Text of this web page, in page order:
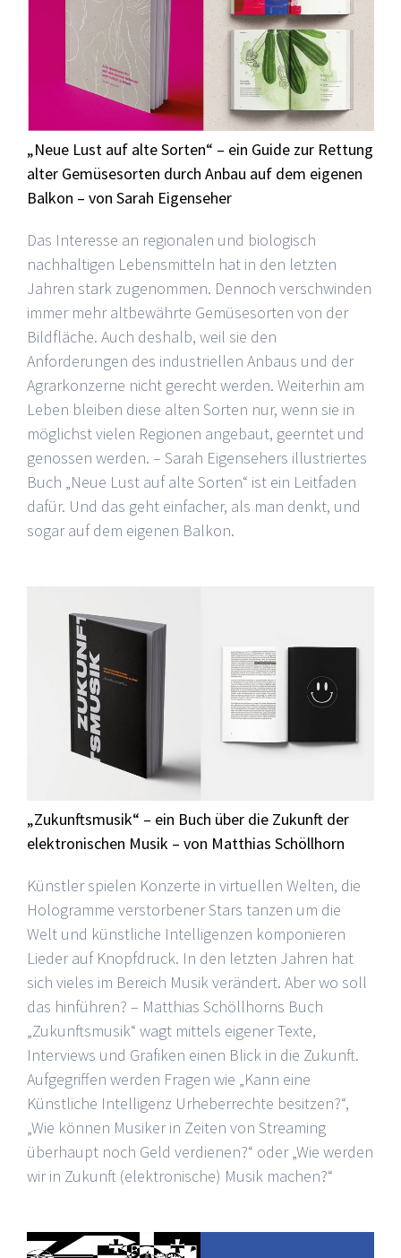
„Neue Lust auf alte Sorten“ – ein Guide zur Rettung
alter Gemüsesorten durch Anbau auf dem eigenen
Balkon – von Sarah Eigenseher
Das Interesse an regionalen und biologisch
nachhaltigen Lebensmitteln hat in den letzten
Jahren stark zugenommen. Dennoch verschwinden
immer mehr altbewährte Gemüsesorten von der
Bildfläche. Auch deshalb, weil sie den
Anforderungen des industriellen Anbaus und der
Agrarkonzerne nicht gerecht werden. Weiterhin am
Leben bleiben diese alten Sorten nur, wenn sie in
möglichst vielen Regionen angebaut, geerntet und
genossen werden. – Sarah Eigensehers illustriertes
Buch „Neue Lust auf alte Sorten“ ist ein Leitfaden
dafür. Und das geht einfacher, als man denkt, und
sogar auf dem eigenen Balkon.
„Zukunftsmusik“ – ein Buch über die Zukunft der
elektronischen Musik – von Matthias Schöllhorn
Künstler spielen Konzerte in virtuellen Welten, die
Hologramme verstorbener Stars tanzen um die
Welt und künstliche Intelligenzen komponieren
Lieder auf Knopfdruck. In den letzten Jahren hat
sich vieles im Bereich Musik verändert. Aber wo soll
das hinführen? – Matthias Schöllhorns Buch
„Zukunftsmusik“ wagt mittels eigener Texte,
Interviews und Grafiken einen Blick in die Zukunft.
Aufgegriffen werden Fragen wie „Kann eine
Künstliche Intelligenz Urheberrechte besitzen?“,
„Wie können Musiker in Zeiten von Streaming
überhaupt noch Geld verdienen?“ oder „Wie werden
wir in Zukunft (elektronische) Musik machen?“